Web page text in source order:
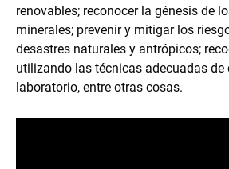
renovables; reconocer la génesis de
minerales; prevenir y mitigar los
desastres naturales y antrópicos;
utilizando las técnicas adecuadas de
laboratorio, entre otras cosas.